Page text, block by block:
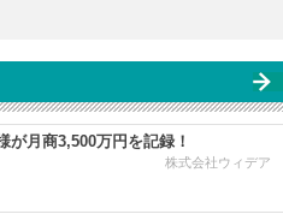
が月商3,500万円を記録！
株式会社ウィデア